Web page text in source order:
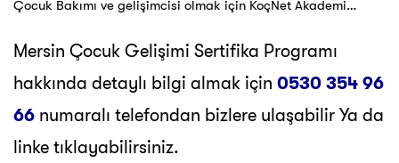
Çocuk Bakımı ve gelişimcisi olmak için KoçNet Akademi…
Mersin Çocuk Gelişimi Sertifika Programı
hakkında detaylı bilgi almak için 0530 354 96
66 numaralı telefondan bizlere ulaşabilir Ya da
linke tıklayabilirsiniz.